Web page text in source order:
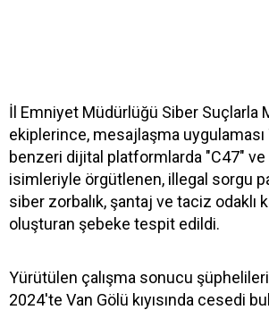
İl Emniyet Müdürlüğü Siber Suçlarla
ekiplerince, mesajlaşma
benzeri dijital platformlarda "C47" ve
isimleriyle örgütlenen, illegal sorgu
siber zorbalık, şantaj ve taciz odaklı
oluşturan şebeke tespit edildi.
Yürütülen çalışma sonucu
2024'te Van Gölü kıyısında cesedi